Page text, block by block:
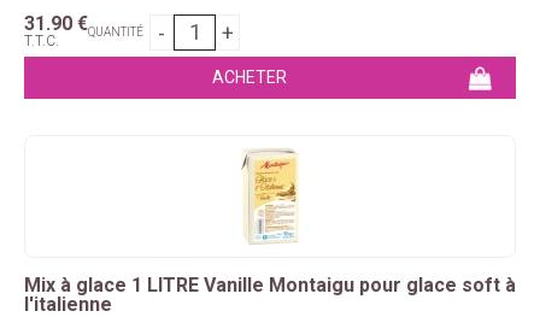
31.90 €
T.T.C. QUANTITÉ
Mix à glace 1 LITRE Vanille Montaigu pour glace soft à
l'italienne